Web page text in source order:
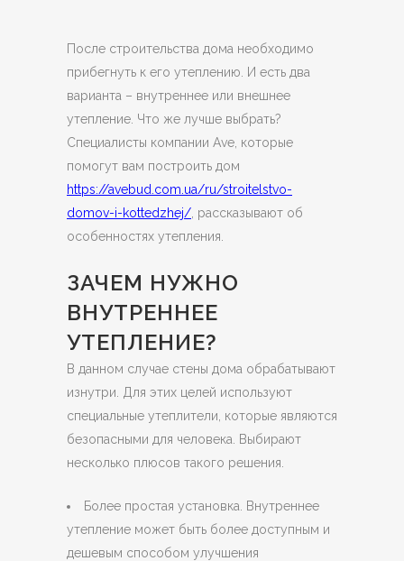
После строительства дома необходимо
прибегнуть к его утеплению. И есть два
варианта – внутреннее или внешнее
утепление. Что же лучше выбрать?
Специалисты компании Ave, которые
помогут вам построить дом
https://avebud.com.ua/ru/stroitelstvo-
domov-i-kottedzhej/ , рассказывают об
особенностях утепления.
ЗАЧЕМ НУЖНО
ВНУТРЕННЕЕ
УТЕПЛЕНИЕ?
В данном случае стены дома обрабатывают
изнутри. Для этих целей используют
специальные утеплители, которые являются
безопасными для человека. Выбирают
несколько плюсов такого решения.
Более простая установка. Внутреннее
утепление может быть более доступным и
дешевым способом улучшения